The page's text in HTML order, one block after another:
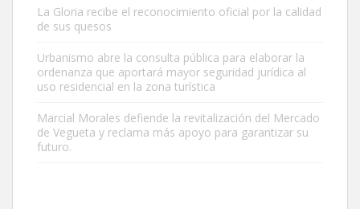
Este gato macho ha aparecido en la calle hace menos de un mes,
Leales.org » Gran Canaria | 9.7.2025
La Gloria recibe el reconocimiento oficial por la calidad
de sus quesos
Urbanismo abre la consulta pública para elaborar la
ordenanza que aportará mayor seguridad jurídica al
uso residencial en la zona turística
Marcial Morales defiende la revitalización del Mercado
de Vegueta y reclama más apoyo para garantizar su
futuro.